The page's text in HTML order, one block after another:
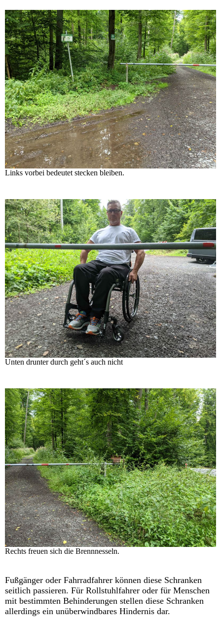
Links vorbei bedeutet stecken bleiben.
Unten drunter durch geht´s auch nicht
Rechts freuen sich die Brennnesseln.
Fußgänger oder Fahrradfahrer können diese Schranken
seitlich passieren. Für Rollstuhlfahrer oder für Menschen
mit bestimmten Behinderungen stellen diese Schranken
allerdings ein unüberwindbares Hindernis dar.